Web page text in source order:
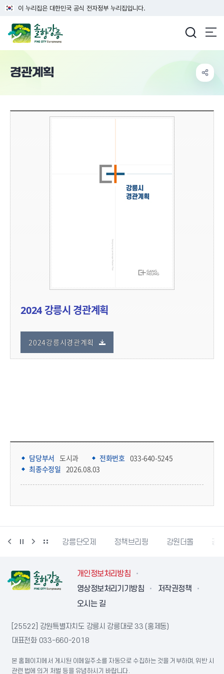
이 누리집은 대한민국 공식 전자정부 누리집입니다.
경관계획
2024 강릉시 경관계획
2024강릉시경관계획
담당부서 정보
담당부서 도시과 전화번호 033-640-5245
최종수정일 2026.08.03
강릉생태관광 강릉단오제 정책브리핑 강원더몰 강
개인정보처리방침
영상정보처리기기방침
저작권정책
오시는 길
[25522] 강원특별자치도 강릉시 강릉대로 33 (홍제동)
대표전화 033-660-2018
본 홈페이지에서 게시된 이메일주소를 자동으로 수집하는 것을 거부하며, 위반 시
관련 법에 의거 처벌 등을 유념하시기 바랍니다.